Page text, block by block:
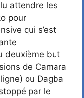
attendre les
pour
qui s’est
deuxième but
de Camara
ou Dagba
par le